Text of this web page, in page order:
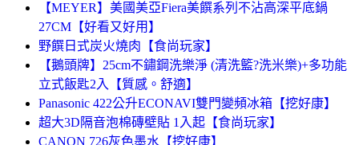
【MEYER】美國美亞Fiera美饌系列不沾高深平底鍋
27CM【好看又好用】
野饌日式炭火燒肉【食尚玩家】
【鵝頭牌】25cm不鏽鋼洗樂淨 (清洗籃?洗米樂)+多功能
立式飯匙2入【質感。舒適】
Panasonic 422公升ECONAVI雙門變頻冰箱【挖好康】
超大3D隔音泡棉磚壁貼 1入起【食尚玩家】
CANON 726灰色墨水【挖好康】